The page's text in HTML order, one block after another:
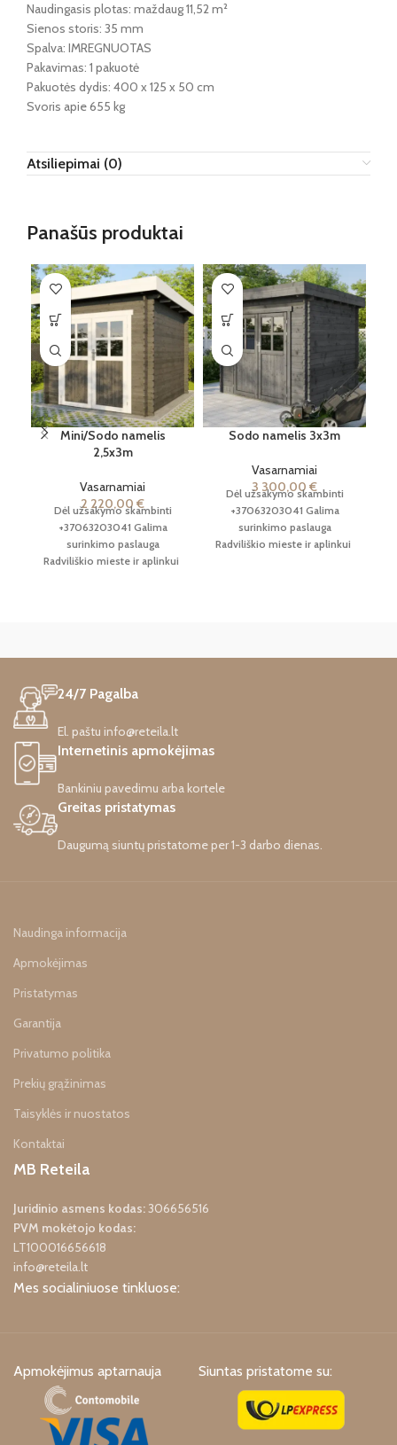
Naudingasis plotas: maždaug 11,52 m²
Sienos storis: 35 mm
Spalva: IMREGNUOTAS
Pakavimas: 1 pakuotė
Pakuotės dydis: 400 x 125 x 50 cm
Svoris apie 655 kg
Atsiliepimai (0)
Panašūs produktai
Mini/Sodo namelis
2,5x3m
Vasarnamiai
2 220,00 €
Dėl užsakymo skambinti
+37063203041 Galima
surinkimo paslauga
Radviliškio mieste ir aplinkui
Sodo namelis 3x3m
Vasarnamiai
3 300,00 €
Dėl užsakymo skambinti
+37063203041 Galima
surinkimo paslauga
Radviliškio mieste ir aplinkui
24/7 Pagalba
El. paštu info@reteila.lt
Internetinis apmokėjimas
Bankiniu pavedimu arba kortele
Greitas pristatymas
Daugumą siuntų pristatome per 1-3 darbo dienas.
Naudinga informacija
Apmokėjimas
Pristatymas
Garantija
Privatumo politika
Prekių grąžinimas
Taisyklės ir nuostatos
Kontaktai
MB Reteila
Juridinio asmens kodas:306656516
PVM mokėtojo kodas:
LT100016656618
info@reteila.lt
Mes socialiniuose tinkluose:
Apmokėjimus aptarnauja Siuntas pristatome su: